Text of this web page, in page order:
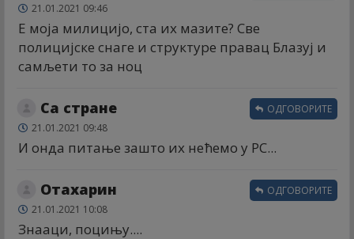
21.01.2021 09:46
Е моја милицијо, ста их мазите? Све
полицијске снаге и структуре правац Блазуј и
самљети то за ноц
Са стране
21.01.2021 09:48
И онда питање зашто их нећемо у РС...
ОДГОВОРИТЕ
Отахарин
21.01.2021 10:08
Знааци, поцињу....
ОДГОВОРИТЕ